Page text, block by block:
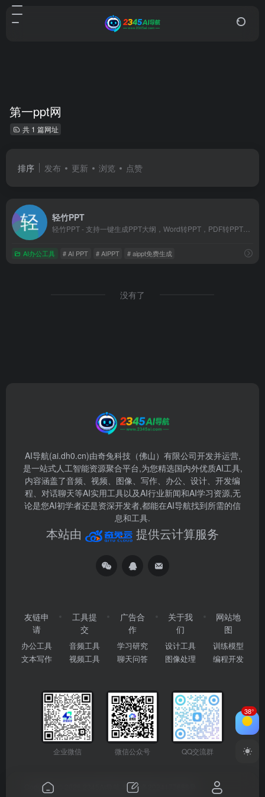
第一ppt网
共 1 篇网址
排序 发布 更新 浏览 点赞
轻竹PPT
AI办公工具 # AI PPT # AIPPT # aippt免费生成
没有了
AI导航(ai.dh0.cn)由奇兔科技（佛山）有限公司开发并运营,
是一站式人工智能资源聚合平台,为您精选国内外优质AI工具,
内容涵盖了音频、视频、图像、写作、办公、设计、开发编
程、对话聊天等AI实用工具以及AI行业新闻和AI学习资源,无
论是您AI初学者还是资深开发者,都能在AI导航找到所需的信
息和工具.
本站由 提供云计算服务
友链申
请
办公工具
文本写作
工具提
交
音频工具
视频工具
广告合
作
学习研究
聊天问答
关于我
们
设计工具
图像处理
网站地
图
训练模型
编程开发
企业微信 微信公众号 QQ交流群
Copyright © 2026 粤ICP备2024177666号
38°